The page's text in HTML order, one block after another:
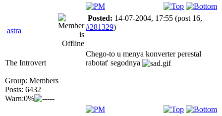
astra
Posted: 14-07-2004, 17:55 (post 16,
#281329)
The Introvert
Group: Members
Posts: 6432
Warn:0%
Chego-to u menya konverter perestal
rabotat' segodnya